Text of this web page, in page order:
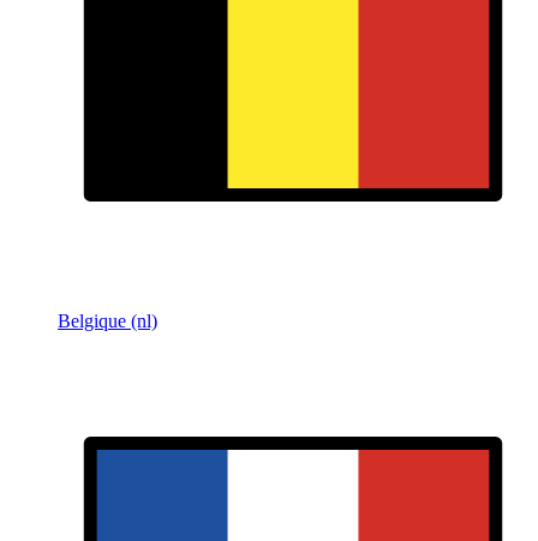
Belgique (nl)